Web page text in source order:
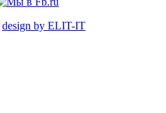
design by ELIT-IT